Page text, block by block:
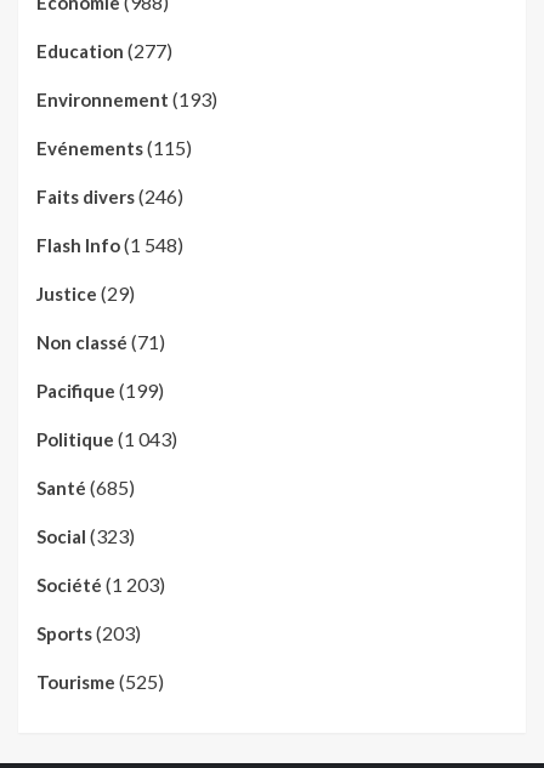
Education (277)
Environnement (193)
Evénements(115)
Faits divers(246)
Flash Info(1 548)
Justice (29)
Non classé (71)
Pacifique (199)
Politique (1 043)
Santé (685)
Social (323)
Société (1 203)
Sports(203)
Tourisme (525)